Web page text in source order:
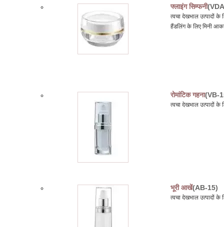
फ्लाइंग सिम्फनी
त्वचा देखभाल उत्पादों
हैंडलिंग के लिए मिनी
रोमांटिक गहना(VB-
त्वचा देखभाल उत्पादों के
भूरी आखें(AB-15)
त्वचा देखभाल उत्पादों के